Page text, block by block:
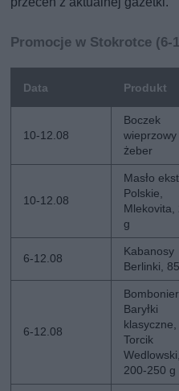
Promocje w Stokrotce (6-
Data Produkt
10-12.08
Boczek
wieprzowy
żeber
10-12.08
Masło
Polskie,
Mlekovita,
g
6-12.08
Kabanosy
Berlinki,
6-12.08
Baryłki
klasyczne,
Torcik
Wedlowski,
200-250 g